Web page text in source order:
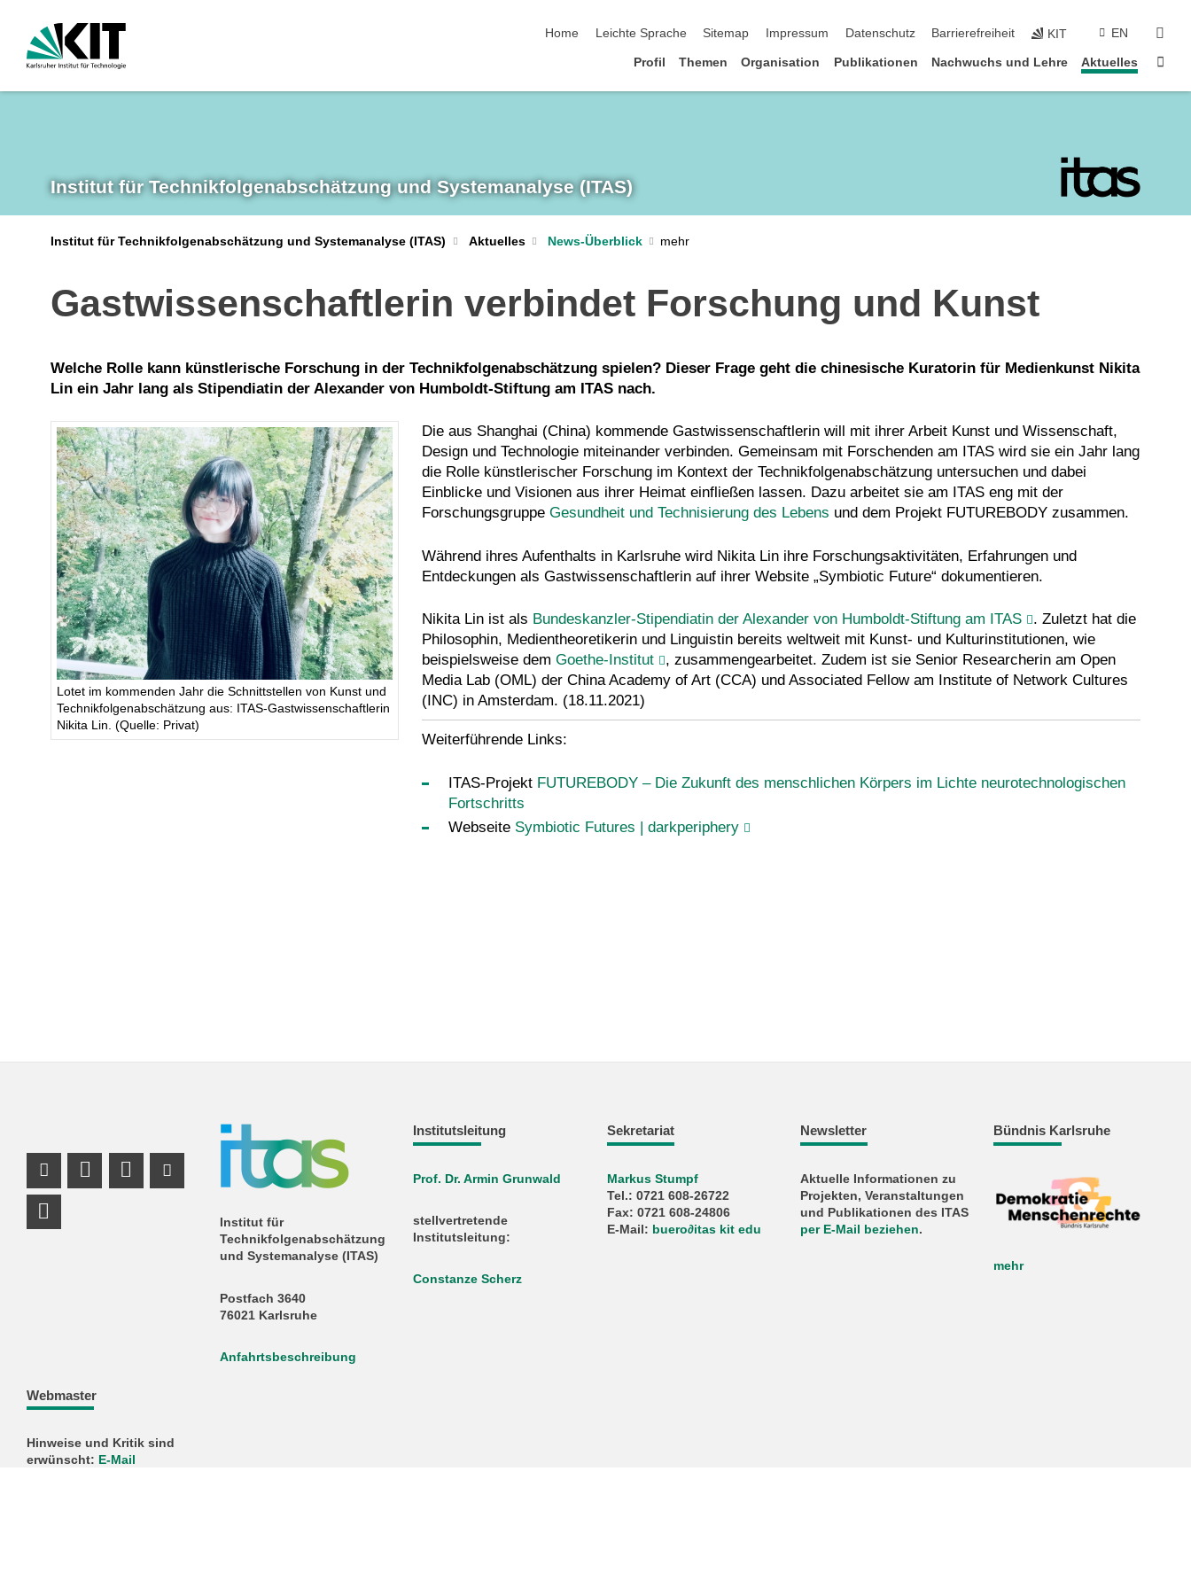
Home
Leichte Sprache Sitemap Impressum Datenschutz Barrierefreiheit KIT EN
Profil Themen Organisation Publikationen Nachwuchs und Lehre Aktuelles
Institut für Technikfolgen­abschätzung und System­analyse (ITAS)
Institut für Technikfolgenabschätzung und Systemanalyse (ITAS) Aktuelles News-Überblick
Gastwissenschaftlerin verbindet Forschung und Kunst
Welche Rolle kann künstlerische Forschung in der Technikfolgenabschätzung spielen? Dieser Frage geht die chinesische Kuratorin für Medienkunst Nikita
Lin ein Jahr lang als Stipendiatin der Alexander von Humboldt-Stiftung am ITAS nach.
Lotet im kommenden Jahr die Schnittstellen von Kunst und
Technikfolgenabschätzung aus: ITAS-Gastwissenschaftlerin
Nikita Lin. (Quelle: Privat)
Die aus Shanghai (China) kommende Gastwissenschaftlerin will mit ihrer Arbeit Kunst und Wissenschaft,
Design und Technologie miteinander verbinden. Gemeinsam mit Forschenden am ITAS wird sie ein Jahr lang
die Rolle künstlerischer Forschung im Kontext der Technikfolgenabschätzung untersuchen und dabei
Einblicke und Visionen aus ihrer Heimat einfließen lassen. Dazu arbeitet sie am ITAS eng mit der
Forschungsgruppe Gesundheit und Technisierung des Lebens und dem Projekt FUTUREBODY zusammen.
Während ihres Aufenthalts in Karlsruhe wird Nikita Lin ihre Forschungsaktivitäten, Erfahrungen und
Entdeckungen als Gastwissenschaftlerin auf ihrer Website „Symbiotic Future“ dokumentieren.
Nikita Lin ist als Bundeskanzler-Stipendiatin der Alexander von Humboldt-Stiftung am ITAS
. Zuletzt hat die
Philosophin, Medientheoretikerin und Linguistin bereits weltweit mit Kunst- und Kulturinstitutionen, wie
beispielsweise dem Goethe-Institut
, zusammengearbeitet. Zudem ist sie Senior Researcherin am Open
Media Lab (OML) der China Academy of Art (CCA) und Associated Fellow am Institute of Network Cultures
(INC) in Amsterdam. (18.11.2021)
Weiterführende Links:
ITAS-Projekt FUTUREBODY – Die Zukunft des menschlichen Körpers im Lichte neurotechnologischen
Fortschritts
Webseite Symbiotic Futures | darkperiphery
Institut für
Technikfolgenabschätzung
und Systemanalyse (ITAS)
Postfach 3640
76021 Karlsruhe
Anfahrtsbeschreibung
Institutsleitung
Prof. Dr. Armin Grunwald
stellvertretende
Institutsleitung:
Constanze Scherz
Sekretariat
Markus Stumpf
Tel.: 0721 608-26722
Fax: 0721 608-24806
E-Mail: buero∂itas kit edu
Newsletter
Aktuelle Informationen zu
Projekten, Veranstaltungen
und Publikationen des ITAS
per E-Mail beziehen.
Bündnis Karlsruhe
mehr
Webmaster
Hinweise und Kritik sind
erwünscht: E-Mail
Instagram Profil
Profil Mastodon
LinkedIn Profil
Youtube Profil
RSS-Link